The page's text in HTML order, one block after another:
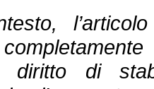
diritto di